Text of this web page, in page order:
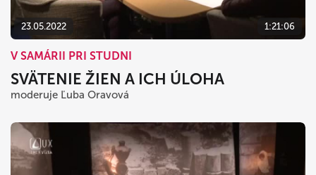
23.05.2022 1:21:06
V SAMÁRII PRI STUDNI
SVÄTENIE ŽIEN A ICH ÚLOHA
moderuje Ľuba Oravová